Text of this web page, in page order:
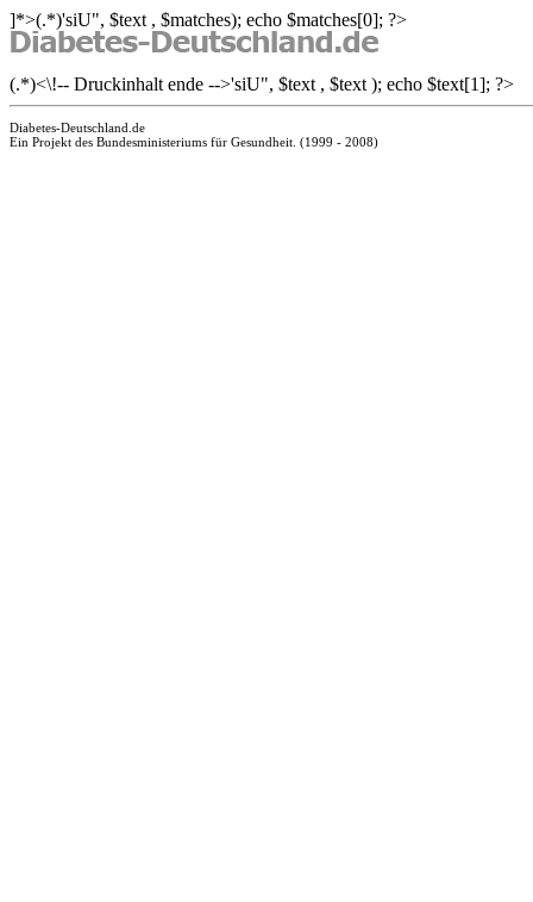
]*>(.*)'siU", $text , $matches); echo $matches[0]; ?>
(.*)<\!-- Druckinhalt ende -->'siU", $text , $text ); echo $text[1]; ?>
Diabetes-Deutschland.de
Ein Projekt des Bundesministeriums für Gesundheit. (1999 - 2008)